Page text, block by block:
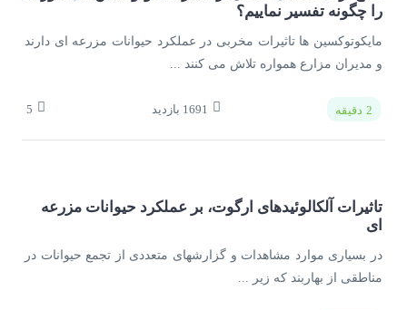
را چگونه تفسیر نماییم؟
مایکوتوکسین ها تاثیرات مخربی در عملکرد حیوانات مزرعه ای دارند
و مدیران مزارع همواره تلاش می کنند ...
2 دقیقه 1691 بازدید 5
تاثیرات آلکالوئیدهای ارگوت، بر عملکرد حیوانات مزرعه
ای
در بسیاری موارد مشاهدات و گزارش­های متعددی از تجمع حیوانات در
مناطقی از بهاربند که زیر ...